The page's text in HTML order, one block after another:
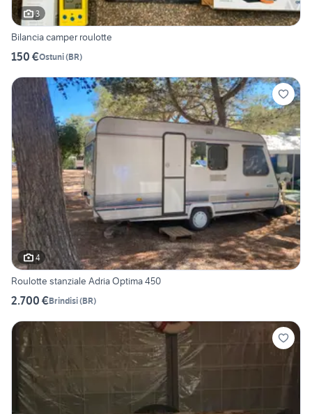
3
Bilancia camper roulotte
150 €Ostuni(BR)
4
Roulotte stanziale Adria Optima 450
2.700 €Brindisi(BR)